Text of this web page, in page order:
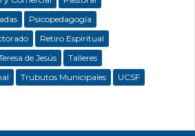
Psicopedagogía
Retiro Espiritual
de Jesús
Talleres
Trubutos Municipales UCSF